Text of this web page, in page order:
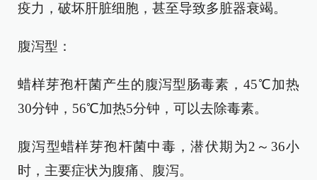
疫力，破坏肝脏细胞，甚至导致多脏器衰竭。
腹泻型：
蜡样芽孢杆菌产生的腹泻型肠毒素，45℃加热
30分钟，56℃加热5分钟，可以去除毒素。
腹泻型蜡样芽孢杆菌中毒，潜伏期为2～36小
时，主要症状为腹痛、腹泻。